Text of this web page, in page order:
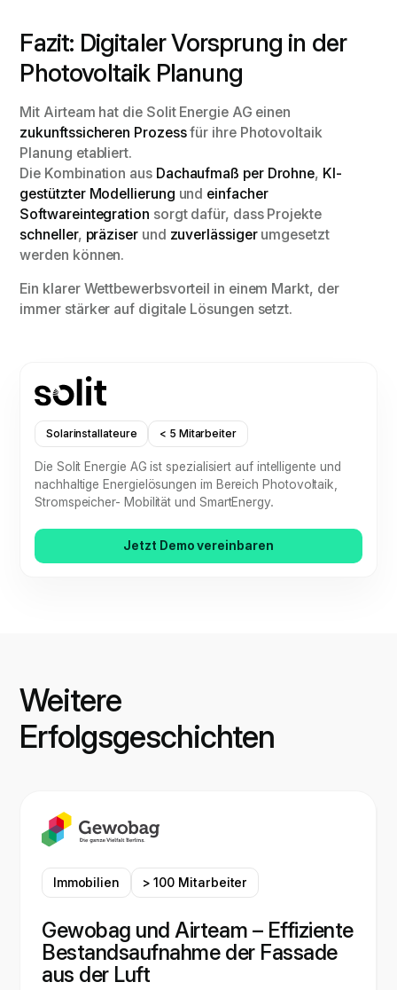
Solarinstallateure < 5 Mitarbeiter
Die Solit Energie AG ist spezialisiert auf intelligente und
nachhaltige Energielösungen im Bereich Photovoltaik,
Stromspeicher- Mobilität und SmartEnergy.
Jetzt Demo vereinbaren
Fazit: Digitaler Vorsprung in der
Photovoltaik Planung
Mit Airteam hat die Solit Energie AG einen
zukunftssicheren Prozessfür ihre Photovoltaik
Planung etabliert.
Die Kombination aus Dachaufmaß per Drohne, KI-
gestützter Modellierung und einfacher
Softwareintegration sorgt dafür, dass Projekte
schneller, präziserund zuverlässigerumgesetzt
werden können.
Ein klarer Wettbewerbsvorteil in einem Markt, der
immer stärker auf digitale Lösungen setzt.
Weitere
Erfolgsgeschichten
Immobilien > 100 Mitarbeiter
Gewobag und Airteam – Effiziente
Bestandsaufnahme der Fassade
aus der Luft